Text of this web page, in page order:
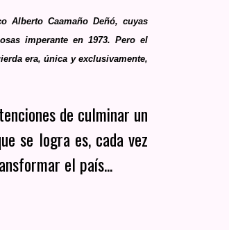
Alberto Caamaño Deñó, cuyas
imperante en 1973. Pero el
era, única y exclusivamente,
de culminar un
se logra es, cada vez
el país...